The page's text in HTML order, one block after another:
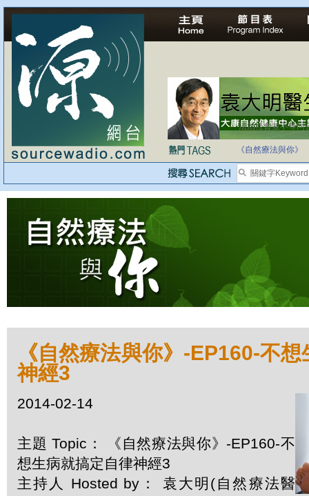
法治社會並不等同
《自然療法與你》
《自然療法與你》-EP160-不
神經3
2014-02-14
主題 Topic： 《自然療法與你》-EP160-不
想生病就搞定自律神經3
主持人 Hosted by： 袁大明(自然療法醫